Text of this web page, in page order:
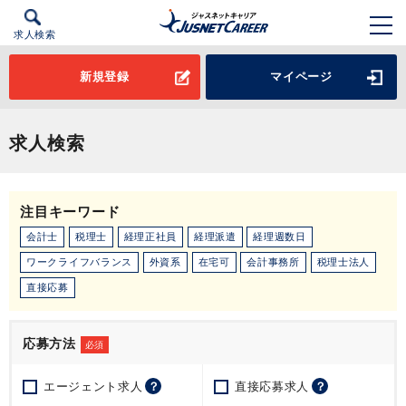
求人検索
新規登録 マイページ
求人検索
注目キーワード
会計士 税理士 経理正社員 経理派遣 経理週数日
ワークライフバランス 外資系 在宅可 会計事務所 税理士法人
直接応募
応募方法 必須
エージェント求人 ？ 直接応募求人 ？